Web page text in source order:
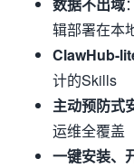
辑部署在本
ClawHub-
计的Skills
主动预防式
运维全覆盖
一键安装、